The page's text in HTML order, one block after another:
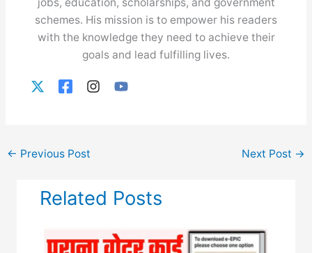
schemes. His mission is to empower his readers
with the knowledge they need to achieve their
goals and lead fulfilling lives.
← Previous Post Next Post →
Related Posts